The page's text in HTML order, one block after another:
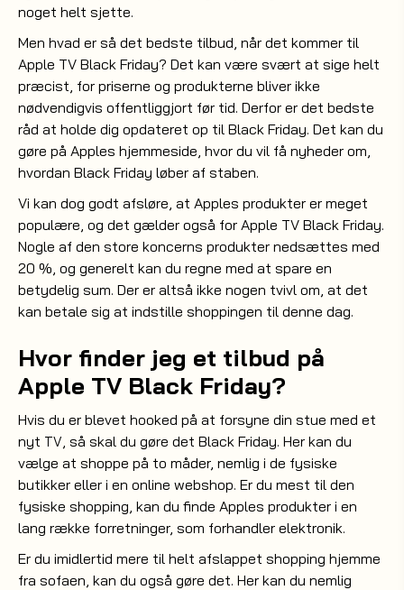
noget helt sjette.
Men hvad er så det bedste tilbud, når det kommer til
Apple TV Black Friday? Det kan være svært at sige helt
præcist, for priserne og produkterne bliver ikke
nødvendigvis offentliggjort før tid. Derfor er det bedste
råd at holde dig opdateret op til Black Friday. Det kan du
gøre på Apples hjemmeside, hvor du vil få nyheder om,
hvordan Black Friday løber af staben.
Vi kan dog godt afsløre, at Apples produkter er meget
populære, og det gælder også for Apple TV Black Friday.
Nogle af den store koncerns produkter nedsættes med
20 %, og generelt kan du regne med at spare en
betydelig sum. Der er altså ikke nogen tvivl om, at det
kan betale sig at indstille shoppingen til denne dag.
Hvor finder jeg et tilbud på
Apple TV Black Friday?
Hvis du er blevet hooked på at forsyne din stue med et
nyt TV, så skal du gøre det Black Friday. Her kan du
vælge at shoppe på to måder, nemlig i de fysiske
butikker eller i en online webshop. Er du mest til den
fysiske shopping, kan du finde Apples produkter i en
lang række forretninger, som forhandler elektronik.
Er du imidlertid mere til helt afslappet shopping hjemme
fra sofaen, kan du også gøre det. Her kan du nemlig